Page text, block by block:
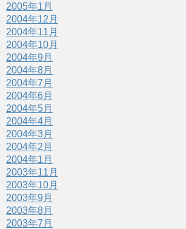
2005年1月
2004年12月
2004年11月
2004年10月
2004年9月
2004年8月
2004年7月
2004年6月
2004年5月
2004年4月
2004年3月
2004年2月
2004年1月
2003年11月
2003年10月
2003年9月
2003年8月
2003年7月